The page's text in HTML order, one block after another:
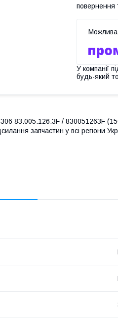
повернення
У компанії
будь-який
83.005.126.3F / 830051263F
запчастин у всі регіони